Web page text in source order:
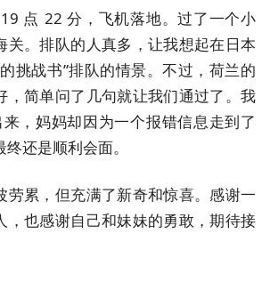
点 22 分，飞机落地。过了一个小
关。排队的人真多，让我想起在日本
挑战书”排队的情景。不过，荷兰的
，简单问了几句就让我们通过了。我
，妈妈却因为一个报错信息走到了
还是顺利会面。
劳累，但充满了新奇和惊喜。感谢一
，也感谢自己和妹妹的勇敢，期待接